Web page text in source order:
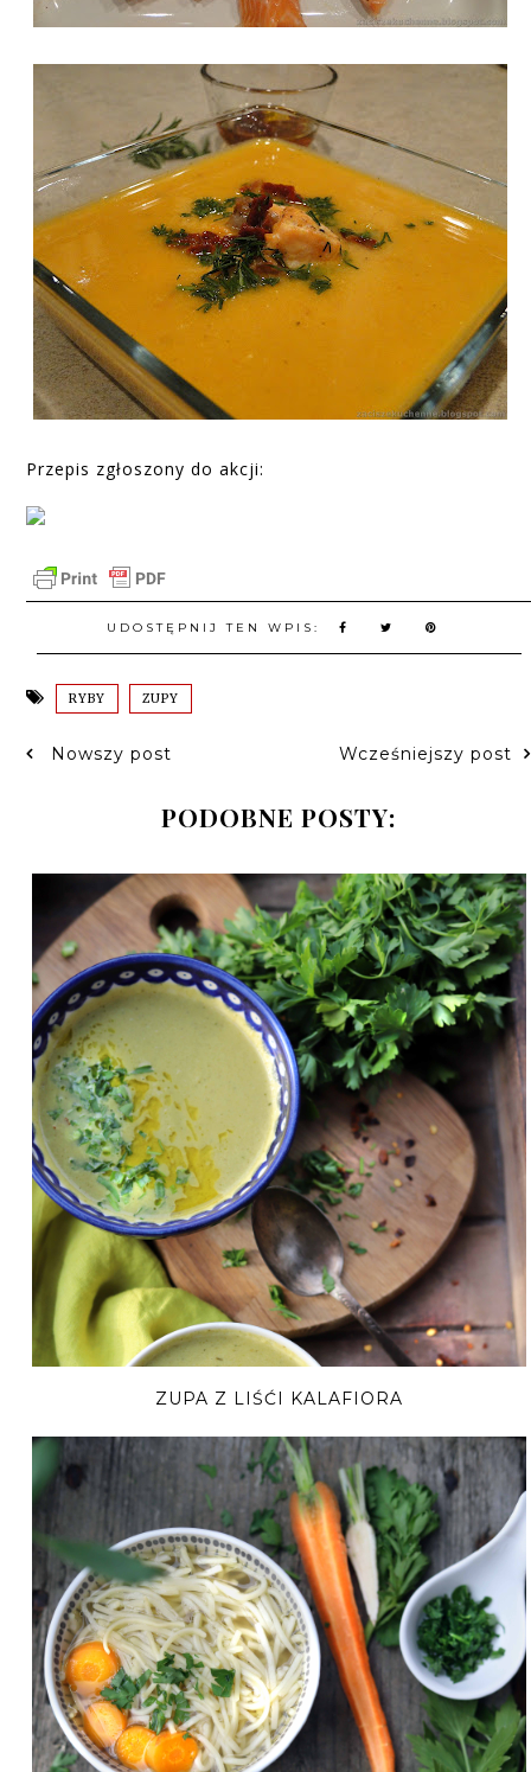
Przepis zgłoszony do akcji:
UDOSTĘPNIJ TEN WPIS:
RYBY ZUPY
Nowszy post Wcześniejszy post
PODOBNE POSTY:
ZUPA Z LIŚĆI KALAFIORA